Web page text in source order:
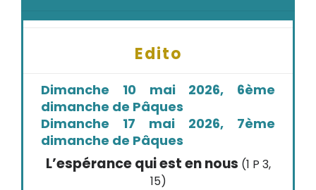
Edito
Dimanche 10 mai 2026, 6ème
dimanche de Pâques
Dimanche 17 mai 2026, 7ème
dimanche de Pâques
L’espérance qui est en nous (1 P 3,
15)